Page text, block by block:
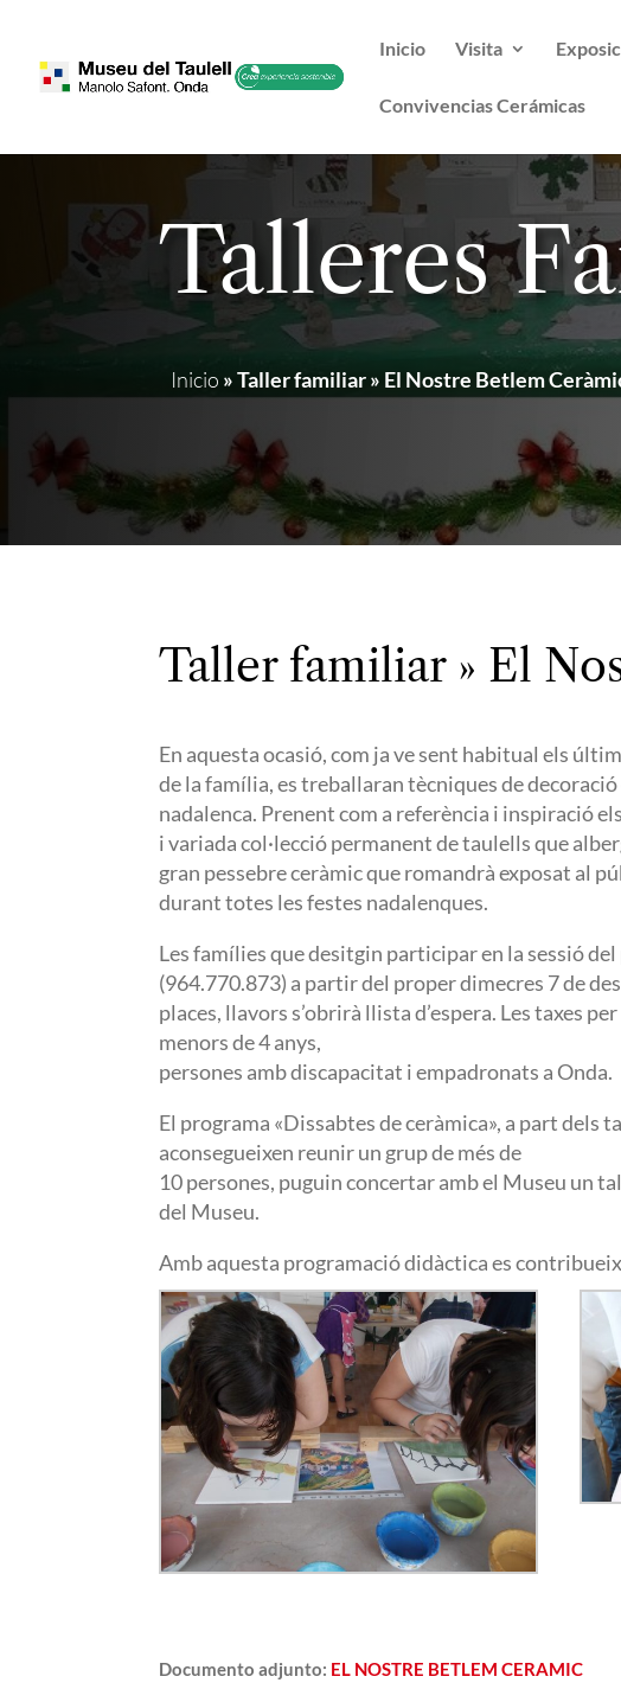
Inicio Visita
Convivencias Cerámicas
Talleres
Inicio »Taller familiar » El Nostre Betlem
Taller familiar » El
En aquesta ocasió, com ja ve sent habitual els
de la família, es treballaran tècniques de
nadalenca. Prenent com a referència i inspiració
i variada col·lecció permanent de taulells que
gran pessebre ceràmic que romandrà exposat al
durant totes les festes nadalenques.
Les famílies que desitgin participar en la sessió
(964.770.873) a partir del proper dimecres 7 de
places, llavors s’obrirà llista d’espera. Les taxes
menors de 4 anys,
persones amb discapacitat i empadronats a Onda.
El programa «Dissabtes de ceràmica», a part
aconsegueixen reunir un grup de més de
10 persones, puguin concertar amb el Museu un
del Museu.
Amb aquesta programació didàctica es
Documento adjunto: EL NOSTRE BETLEM CERAMIC